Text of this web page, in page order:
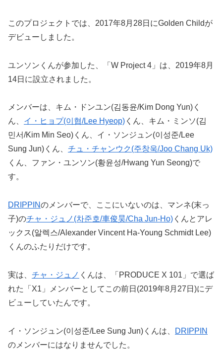
このプロジェクトでは、2017年8月28日にGolden Childが
デビューしました。
ユンソンくんが参加した、「W Project 4」は、2019年8月
14日に設立されました。
メンバーは、キム・ドンユン(김동윤/Kim Dong Yun)く
ん、 イ・ヒョプ(이협/Lee Hyeop) くん、キム・ミンソ(김
민서/Kim Min Seo)くん、イ・ソンジュン(이성준/Lee
Sung Jun)くん、 チュ・チャンウク(주창욱/Joo Chang Uk)
くん、ファン・ユンソン(황윤성/Hwang Yun Seong)で
す。
DRIPPINのメンバーで、ここにいないのは、マンネ(末っ
子)のチャ・ジュノ(차준호/車俊昊/Cha Jun-Ho) くんとアレ
ックス(알렉스/Alexander Vincent Ha-Young Schmidt Lee)
くんのふたりだけです。
実は、 チャ・ジュノ くんは、「PRODUCE X 101」で選ば
れた「X1」メンバーとしてこの前日(2019年8月27日)にデ
ビューしていたんです。
イ・ソンジュン(이성준/Lee Sung Jun)くんは、
DRIPPIN
のメンバーにはなりませんでした。